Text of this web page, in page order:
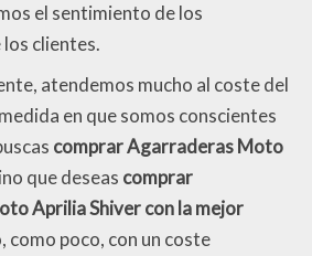
el sentimiento de los
clientes.
atendemos mucho al coste del
en que somos conscientes
comprar Agarraderas Moto
que deseas comprar
Aprilia Shiver con la mejor
como poco, con un coste